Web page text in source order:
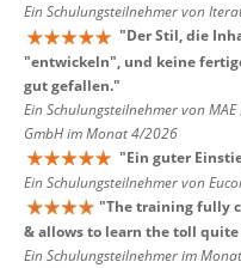
Ein Schulungsteilnehmer von
"Der Stil, die
"entwickeln", und keine
gut gefallen."
Ein Schulungsteilnehmer von
GmbH im Monat 4/2026
"Ein guter
Ein Schulungsteilnehmer von
"The training fully
& allows to learn the toll
Ein Schulungsteilnehmer im